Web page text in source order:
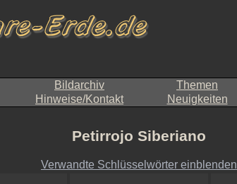
Bildarchiv Themen
Hinweise/Kontakt Neuigkeiten
Petirrojo Siberiano
Verwandte Schlüsselwörter einblenden